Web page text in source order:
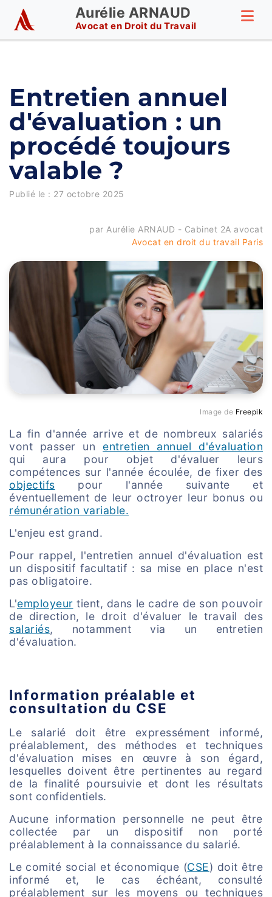
Aurélie ARNAUD
Avocat en Droit du Travail
Entretien annuel
d'évaluation : un
procédé toujours
valable ?
Publié le : 27 octobre 2025
par Aurélie ARNAUD - Cabinet 2A avocat
Avocat en droit du travail Paris
Image de Freepik
La fin d'année arrive et de nombreux salariés
vont passer un entretien annuel d'évaluation
qui aura pour objet d'évaluer leurs
compétences sur l'année écoulée, de fixer des
objectifs pour l'année suivante et
éventuellement de leur octroyer leur bonus ou
rémunération variable.
L'enjeu est grand.
Pour rappel, l'entretien annuel d'évaluation est
un dispositif facultatif : sa mise en place n'est
pas obligatoire.
L'employeur tient, dans le cadre de son pouvoir
de direction, le droit d'évaluer le travail des
salariés, notamment via un entretien
d'évaluation.
Information préalable et
consultation du CSE
Le salarié doit être expressément informé,
préalablement, des méthodes et techniques
d'évaluation mises en œuvre à son égard,
lesquelles doivent être pertinentes au regard
de la finalité poursuivie et dont les résultats
sont confidentiels.
Aucune information personnelle ne peut être
collectée par un dispositif non porté
préalablement à la connaissance du salarié.
Le comité social et économique (CSE) doit être
informé et, le cas échéant, consulté
préalablement sur les moyens ou techniques